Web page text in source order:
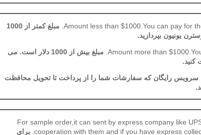
Amount less than $1000.You can pay for
مبلغ کمتر از 1000
یونیون بپردازید.
Amount more than
مبلغ بیش از 1000 دلار است. می
سرویس رایگان که سفارشات شما را از پرداخت تا تحویل محافظت
For sample order,it can sent by express company like
cooperation with them and if you have express برای